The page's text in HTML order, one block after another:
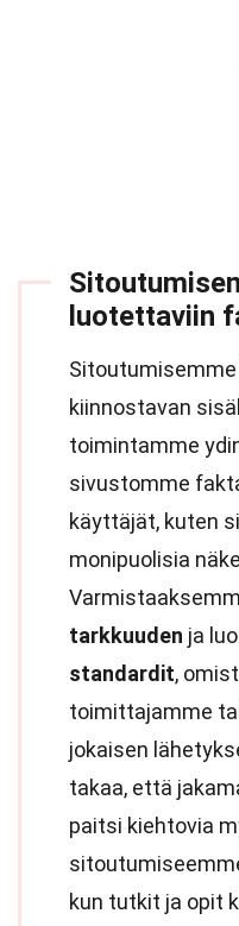
luotettaviin
kiinnostavan
toimintamme
sivustomme
käyttäjät, kuten
monipuolisia
tarkkuuden ja
standardit,
toimittajamme
jokaisen
takaa, että
paitsi kiehtovia
kun tutkit ja opit